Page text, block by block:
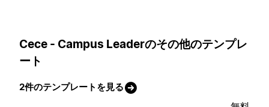
Cece - Campus Leaderのその他のテンプレ
ート
2件のテンプレートを見る